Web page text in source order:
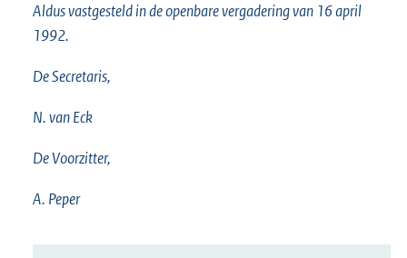
Aldus vastgesteld in de openbare vergadering van 16 april
1992.
De Secretaris,
N. van Eck
De Voorzitter,
A. Peper